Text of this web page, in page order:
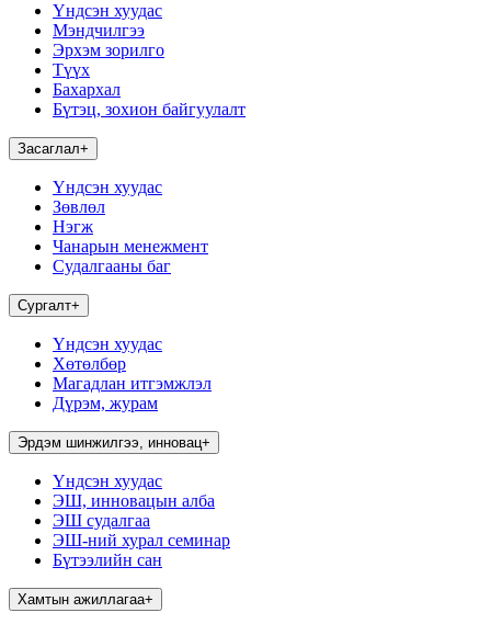
Үндсэн хуудас
Мэндчилгээ
Эрхэм зорилго
Түүх
Бахархал
Бүтэц, зохион байгуулалт
Засаглал+
Үндсэн хуудас
Зөвлөл
Нэгж
Чанарын менежмент
Судалгааны баг
Сургалт+
Үндсэн хуудас
Хөтөлбөр
Магадлан итгэмжлэл
Дүрэм, журам
Эрдэм шинжилгээ, инновац+
Үндсэн хуудас
ЭШ, инновацын алба
ЭШ судалгаа
ЭШ-ний хурал семинар
Бүтээлийн сан
Хамтын ажиллагаа+